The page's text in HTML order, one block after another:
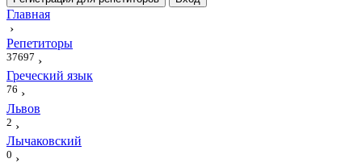
Главная
›
Репетиторы
37697 ›
Греческий язык
76 ›
Львов
2 ›
Лычаковский
0 ›